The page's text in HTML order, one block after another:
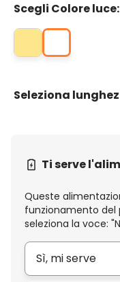
Scegli Colore luce:
Seleziona
Ti serve
Queste
funzionamento del
seleziona la voce:
Sì, mi serve